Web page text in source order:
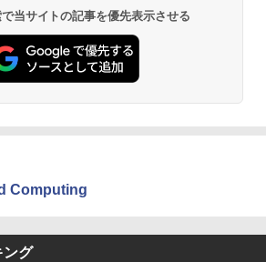
当サイトの記事を優先表示させる
Computing
ング